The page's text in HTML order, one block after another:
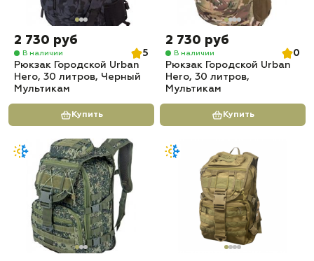
2 730 руб
В наличии
5
Рюкзак Городской Urban
Hero, 30 литров, Черный
Мультикам
Купить
2 730 руб
В наличии
0
Рюкзак Городской Urban
Hero, 30 литров,
Мультикам
Купить